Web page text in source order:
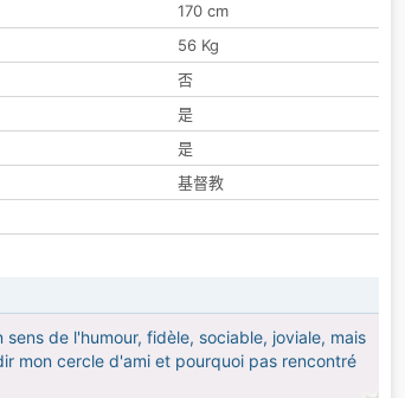
170 cm
56 Kg
否
是
是
基督教
de l'humour, fidèle, sociable, joviale, mais
mon cercle d'ami et pourquoi pas rencontré